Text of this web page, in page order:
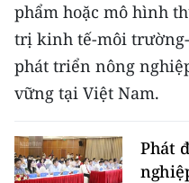
Duyên hải Nam Trung
Nguyên
Đông Nam Bộ
Chuyên trang Hà Nội
phẩm hoặc mô hình
trị kinh tế-môi
phát triển nông
vững tại Việt Nam.
Phát